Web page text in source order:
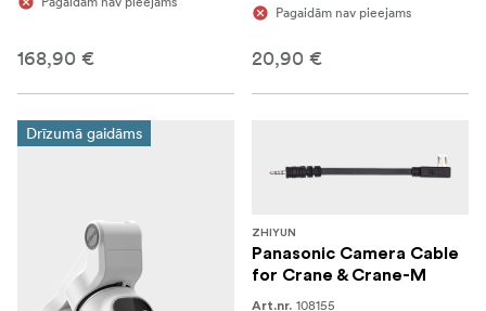
168,90 €
Pagaidām nav pieejams
20,90 €
Drīzumā gaidāms
ZHIYUN
Panasonic Camera Cable
for Crane & Crane-M
Art.nr. 108155